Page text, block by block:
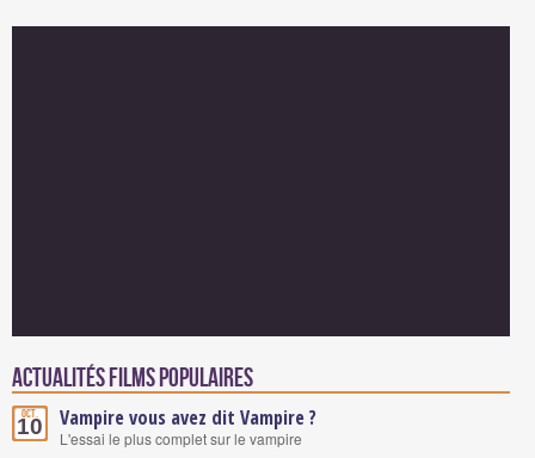
Actualités Films populaires
Oct.
10 Vampire vous avez dit Vampire ?
L'essai le plus complet sur le vampire